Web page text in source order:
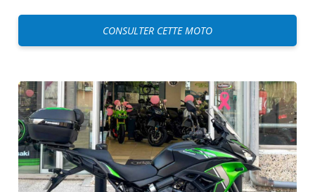
CONSULTER CETTE MOTO